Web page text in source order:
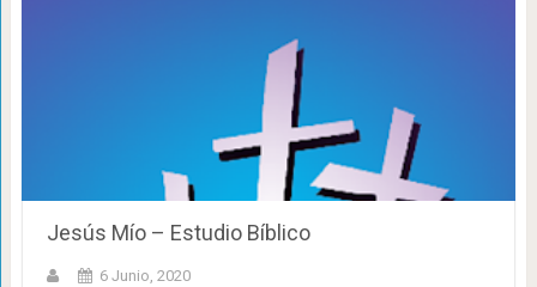
Jesús Mío – Estudio Bíblico
6 Junio, 2020